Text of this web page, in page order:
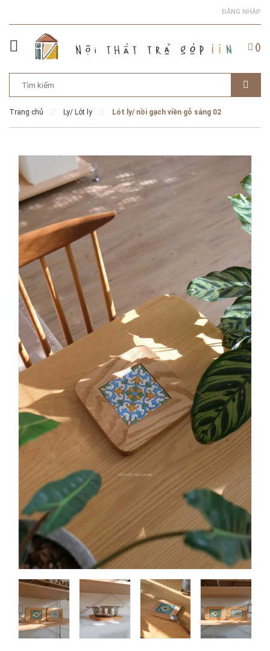
ĐĂNG NHẬP
()
Trang chủ Ly/ Lót ly Lót ly/ nồi gạch viền gỗ sáng 02